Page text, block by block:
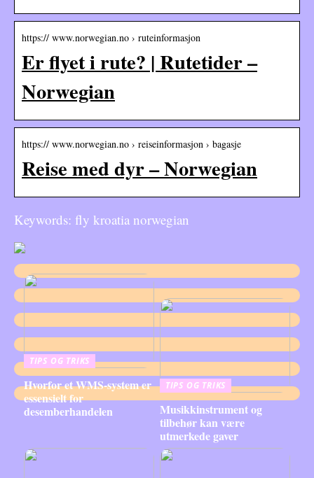
https:// www.norwegian.no › ruteinformasjon
Er flyet i rute? | Rutetider –
Norwegian
https:// www.norwegian.no › reiseinformasjon › bagasje
Reise med dyr – Norwegian
Keywords: fly kroatia norwegian
TIPS OG TRIKS
Hvorfor et WMS-system er
essensielt for
desemberhandelen
TIPS OG TRIKS
Musikkinstrument og
tilbehør kan være
utmerkede gaver